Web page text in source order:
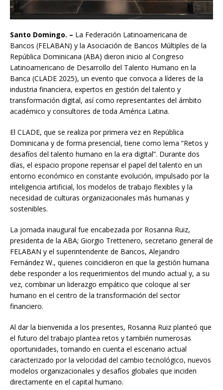
Santo Domingo. – La Federación Latinoamericana de
Bancos (FELABAN) y la Asociación de Bancos Múltiples de la
República Dominicana (ABA) dieron inicio al Congreso
Latinoamericano de Desarrollo del Talento Humano en la
Banca (CLADE 2025), un evento que convoca a líderes de la
industria financiera, expertos en gestión del talento y
transformación digital, así como representantes del ámbito
académico y consultores de toda América Latina.
El CLADE, que se realiza por primera vez en República
Dominicana y de forma presencial, tiene como lema “Retos y
desafíos del talento humano en la era digital”. Durante dos
días, el espacio propone repensar el papel del talento en un
entorno económico en constante evolución, impulsado por la
inteligencia artificial, los modelos de trabajo flexibles y la
necesidad de culturas organizacionales más humanas y
sostenibles.
La jornada inaugural fue encabezada por Rosanna Ruiz,
presidenta de la ABA; Giorgio Trettenero, secretario general de
FELABAN y el superintendente de Bancos, Alejandro
Fernández W., quienes coincidieron en que la gestión humana
debe responder a los requerimientos del mundo actual y, a su
vez, combinar un liderazgo empático que coloque al ser
humano en el centro de la transformación del sector
financiero.
Al dar la bienvenida a los presentes, Rosanna Ruiz planteó que
el futuro del trabajo plantea retos y también numerosas
oportunidades, tomando en cuenta el escenario actual
caracterizado por la velocidad del cambio tecnológico, nuevos
modelos organizacionales y desafíos globales que inciden
directamente en el capital humano.